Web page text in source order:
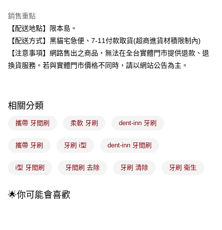
Google Pay
全盈+PAY
【大哥付你分期使用說明】
成交易。
4.訂單成立30分鐘內，如未前往確認交易或遇審核未通過，訂單將自動取
法說明評估內容。
醒簡訊。
運送方式
全家取貨付款
付款後全家取貨
每筆NT$100，滿NT$899(含以上)免運費
每筆NT$100，滿NT$899(含以上)免運費
銷售重點
【配送地點】限本島。
【配送方式】黑貓宅急便、7-11付款取貨(超商進貨材積限制內)
【注意事項】網路售出之商品，無法在全台實體門市提供退款、退
換貨服務。若與實體門市價格不同時，請以網站公告為主。
相關分類
攜帶 牙間刷 柔軟 牙刷 dent-inn 牙刷
攜帶 牙刷 牙刷 i型 dent-inn 牙間刷
i型 牙間刷 牙間刷 去除 牙刷 清除 牙刷 衛生
🌟你可能會喜歡